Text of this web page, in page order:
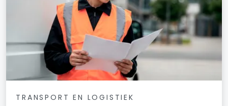
TRANSPORT EN LOGISTIEK